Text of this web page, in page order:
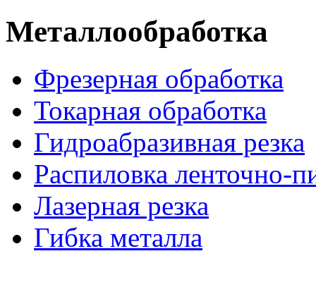
Металлообработка
Фрезерная обработка
Токарная обработка
Гидроабразивная резка
Распиловка ленточно-
Лазерная резка
Гибка металла